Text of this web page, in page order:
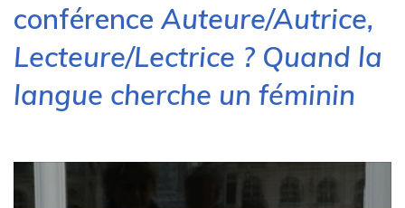
conférence Auteure/Autrice,
Lecteure/Lectrice ? Quand la
langue cherche un féminin